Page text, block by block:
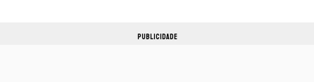
PUBLICIDADE